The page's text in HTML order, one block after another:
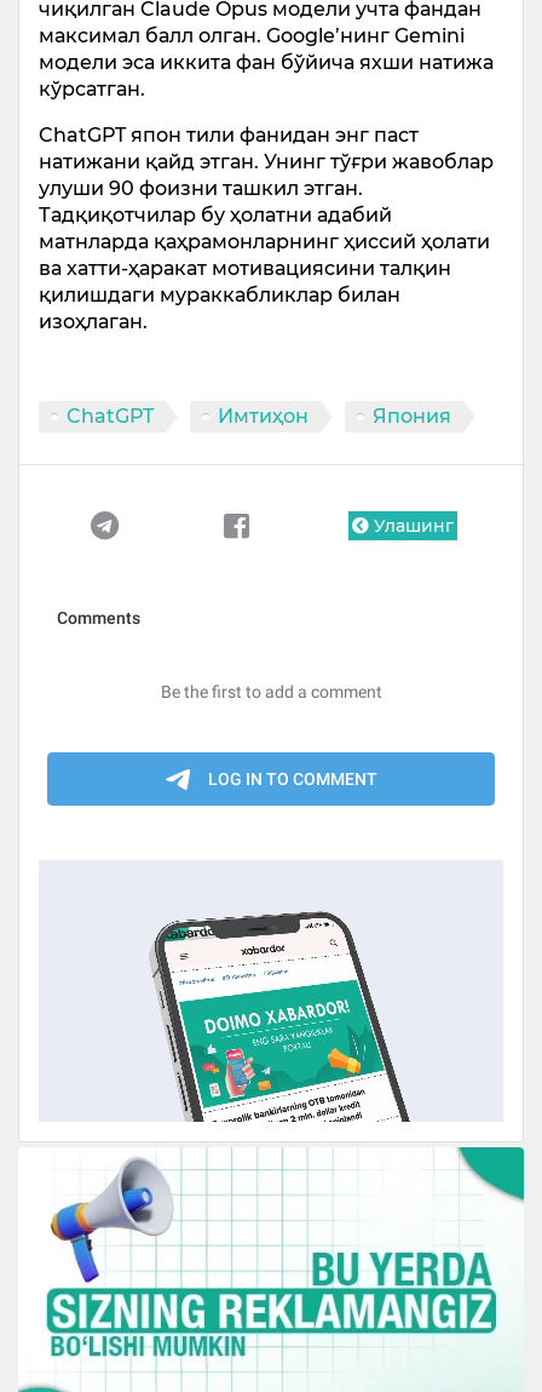
чиқилган Claude Opus модели учта фандан
максимал балл олган. Google’нинг Gemini
модели эса иккита фан бўйича яхши натижа
кўрсатган.
ChatGPT япон тили фанидан энг паст
натижани қайд этган. Унинг тўғри жавоблар
улуши 90 фоизни ташкил этган.
Тадқиқотчилар бу ҳолатни адабий
матнларда қаҳрамонларнинг ҳиссий ҳолати
ва хатти-ҳаракат мотивациясини талқин
қилишдаги мураккабликлар билан
изоҳлаган.
ChatGPT Имтиҳон Япония
Улашинг